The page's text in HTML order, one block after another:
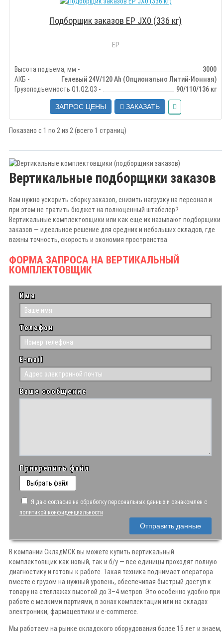
Подборщик заказов EP JX0 (336 кг)
EP
Высота подъема, мм -
3000
АКБ -
Гелевый 24V/120 Ah (Опционально Литий-Ионная)
Грузоподъемность Q1;Q2;Q3 -
90/110/136 кг
ЗАПРОС ЦЕНЫ ЗАКАЗАТЬ
Показано с 1 по 2 из 2 (всего 1 страниц)
Вертикальные подборщики заказов
Вам нужно ускорить сборку заказов, снизить нагрузку на персонал и
при этом не тратить бюджет на полноценный штабелёр?
Вертикальные комплектовщики или как еще их называют подборщики
заказов — идеальное решение для средних и небольших складов, где
важны точность, скорость и экономия пространства.
ФОРМА ЗАПРОСА НА ВЕРТИКАЛЬНЫЙ
КОМПЛЕКТОВЩИК
Имя
Телефон
E-mail
Ваше сообщение
Прикрепить файл
Выбрать файл
Я даю согласие на обработку персональных данных и ознакомлен с
политикой конфиденциальности
Отправить данные
В компании СкладМСК вы можете купить вертикальный
комплектовщик как новый, так и б/у — все единицы проходят полную
диагностику и готовы к работе. Такая техника поднимает оператора
вместе с грузом на нужный уровень, обеспечивая быстрый доступ к
товару на стеллажах высотой до 3–4 метров. Это особенно удобно при
работе с мелкими партиями, в зонах комплектации или на складах
электроники, фармацевтики и e-commerce.
Мы работаем на рынке складского оборудования более 15 лет и знаем,